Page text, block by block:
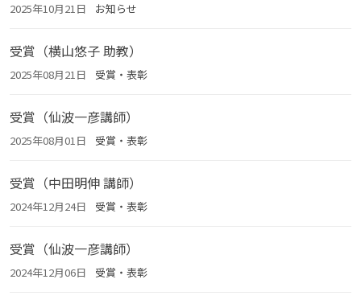
2025年10月21日 お知らせ
受賞（横山悠子 助教）
2025年08月21日 受賞・表彰
受賞（仙波一彦講師）
2025年08月01日 受賞・表彰
受賞（中田明伸 講師）
2024年12月24日 受賞・表彰
受賞（仙波一彦講師）
2024年12月06日 受賞・表彰